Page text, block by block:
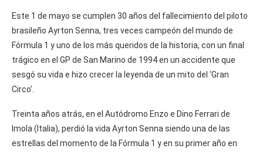
Este 1 de mayo se cumplen 30 años del fallecimiento del piloto
brasileño Ayrton Senna, tres veces campeón del mundo de
Fórmula 1 y uno de los más queridos de la historia, con un final
trágico en el GP de San Marino de 1994 en un accidente que
sesgó su vida e hizo crecer la leyenda de un mito del ‘Gran
Circo’.
Treinta años atrás, en el Autódromo Enzo e Dino Ferrari de
Imola (Italia), perdió la vida Ayrton Senna siendo una de las
estrellas del momento de la Fórmula 1 y en su primer año en